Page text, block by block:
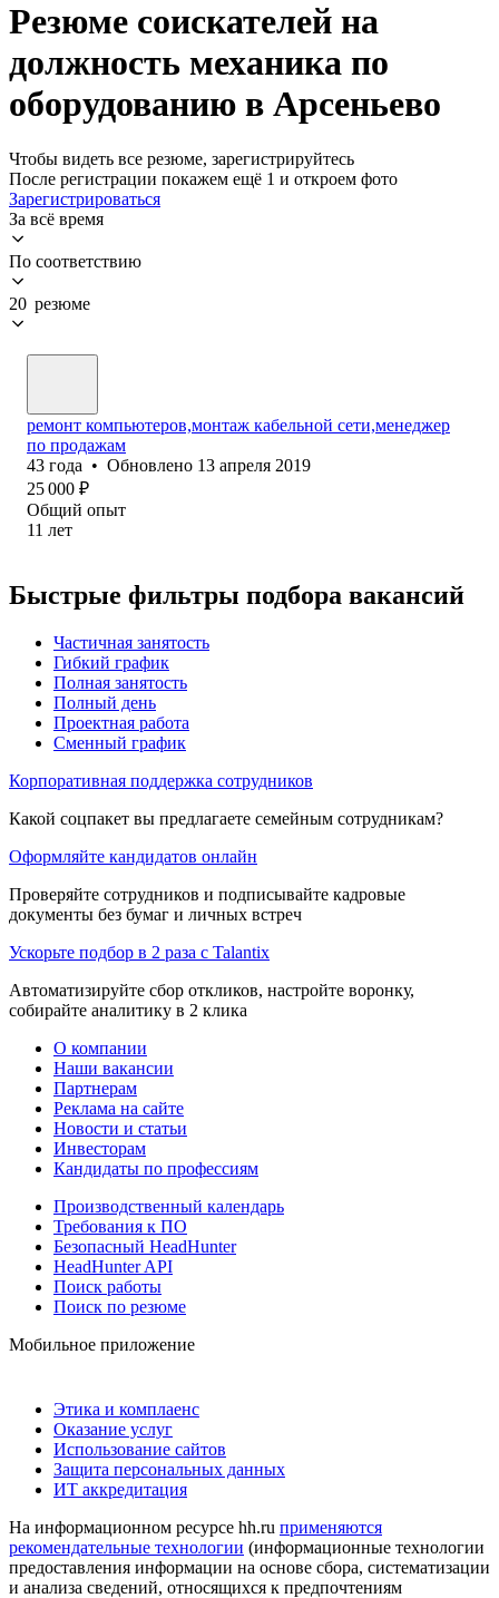
Резюме соискателей на
должность механика по
оборудованию в Арсеньево
Чтобы видеть все резюме, зарегистрируйтесь
После регистрации покажем ещё 1 и откроем фото
Зарегистрироваться
За всё время
По соответствию
20 резюме
ремонт компьютеров,монтаж кабельной сети,менеджер
по продажам
43 года • Обновлено 13 апреля 2019
25 000 ₽
Общий опыт
11 лет
Быстрые фильтры подбора вакансий
Частичная занятость
Гибкий график
Полная занятость
Полный день
Проектная работа
Сменный график
Корпоративная поддержка сотрудников
Какой соцпакет вы предлагаете семейным сотрудникам?
Оформляйте кандидатов онлайн
Проверяйте сотрудников и подписывайте кадровые
документы без бумаг и личных встреч
Ускорьте подбор в 2 раза с Talantix
Автоматизируйте сбор откликов, настройте воронку,
собирайте аналитику в 2 клика
О компании
Наши вакансии
Партнерам
Реклама на сайте
Новости и статьи
Инвесторам
Кандидаты по профессиям
Производственный календарь
Требования к ПО
Безопасный HeadHunter
HeadHunter API
Поиск работы
Поиск по резюме
Мобильное приложение
Этика и комплаенс
Оказание услуг
Использование сайтов
Защита персональных данных
ИТ аккредитация
На информационном ресурсе hh.ru применяются
рекомендательные технологии (информационные технологии
предоставления информации на основе сбора, систематизации
и анализа сведений, относящихся к предпочтениям